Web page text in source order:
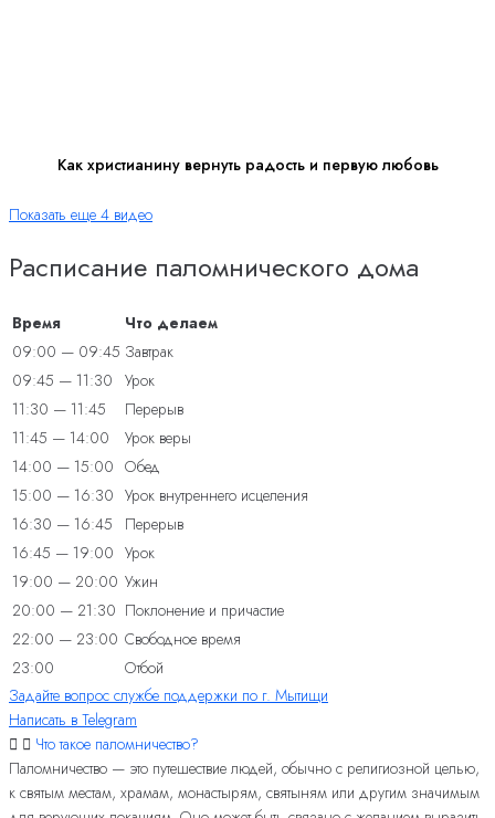
Как христианину вернуть радость и первую любовь
Показать еще 4 видео
Расписание паломнического дома
Время
Что делаем
09:00 — 09:45 Завтрак
09:45 — 11:30 Урок
11:30 — 11:45
Перерыв
11:45 — 14:00
Урок веры
14:00 — 15:00 Обед
15:00 — 16:30 Урок внутреннего исцеления
16:30 — 16:45
Перерыв
16:45 — 19:00 Урок
19:00 — 20:00 Ужин
20:00 — 21:30 Поклонение и причастие
22:00 — 23:00 Свободное время
23:00
Отбой
Задайте вопрос службе поддержки по г. Мытищи
Написать в Telegram
Что такое паломничество?
Паломничество — это путешествие людей, обычно с религиозной целью,
к святым местам, храмам, монастырям, святыням или другим значимым